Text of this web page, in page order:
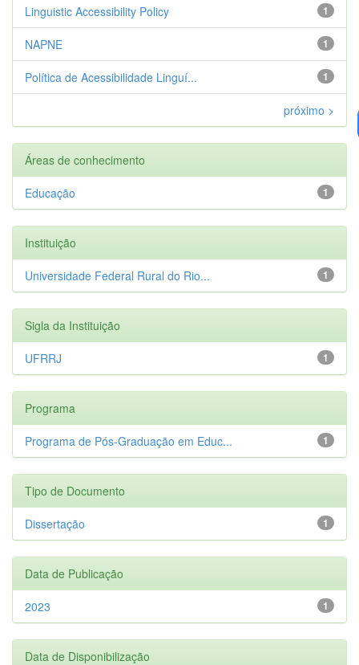
1
Linguistic Accessibility Policy
1
NAPNE
1
Política de Acessibilidade Linguí...
próximo >
Áreas de conhecimento
1
Educação
Instituição
1
Universidade Federal Rural do Rio...
Sigla da Instituição
1
UFRRJ
Programa
1
Programa de Pós-Graduação em Educ...
Tipo de Documento
1
Dissertação
Data de Publicação
1
2023
Data de Disponibilização